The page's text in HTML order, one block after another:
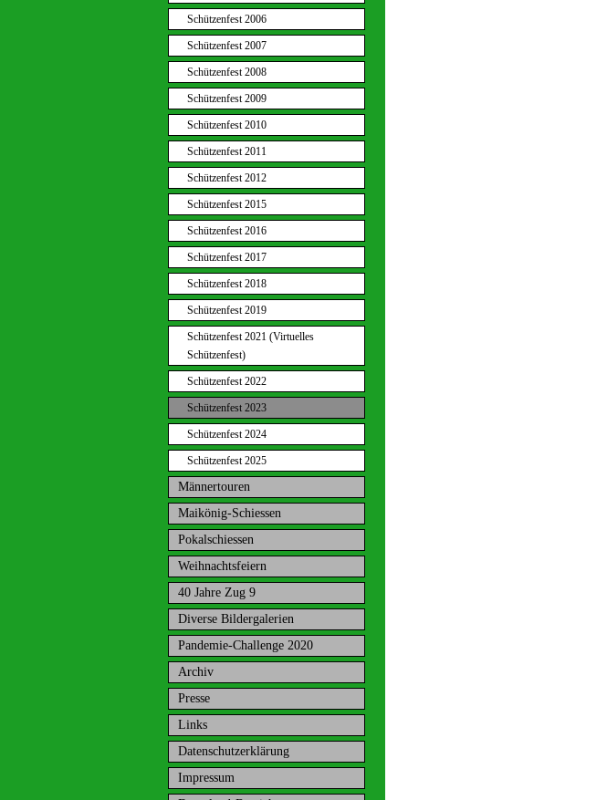
Schützenfest 2006
Schützenfest 2007
Schützenfest 2008
Schützenfest 2009
Schützenfest 2010
Schützenfest 2011
Schützenfest 2012
Schützenfest 2015
Schützenfest 2016
Schützenfest 2017
Schützenfest 2018
Schützenfest 2019
Schützenfest 2021 (Virtuelles
Schützenfest)
Schützenfest 2022
Schützenfest 2023
Schützenfest 2024
Schützenfest 2025
Männertouren
Maikönig-Schiessen
Pokalschiessen
Weihnachtsfeiern
40 Jahre Zug 9
Diverse Bildergalerien
Pandemie-Challenge 2020
Archiv
Presse
Links
Datenschutzerklärung
Impressum